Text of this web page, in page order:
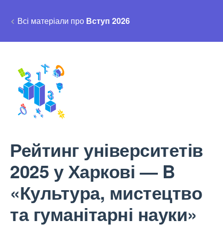
Всі матеріали про Вступ 2026
Рейтинг університетів
2025 у Харкові — B
«Культура, мистецтво
та гуманітарні науки»